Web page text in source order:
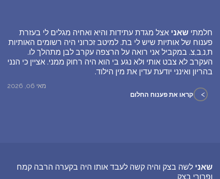
חלמתי שאני אצל מגדת עתידות והיא ואחיה מגלים לי בעזרת
פענוח של אותיות שיש לי בת. למיטב זכרוני היה רשומים האותיות
ת,נ,ב,צ. במקביל אני רואה על הרצפה עקרב לבן מתהלך לו.
העקרב לא צבט אותי ולא נגע בי הוא היה רחוק ממני. אציין כי הנני
בהריון ואינני יודעת עדין את מין הילוד.
מאי 06, 2026
> קראו את פענוח החלום
שאני לשה בצק והיה קשה לעבד אותו היה בקערה הרבה קמח
ופרורי בצק